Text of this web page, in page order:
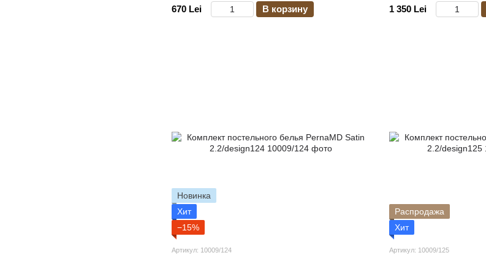
670 Lei
В корзину
1 350 Lei
Новинка
Хит
−15%
Артикул: 10009/124
Распродажа
Хит
Артикул: 10009/125